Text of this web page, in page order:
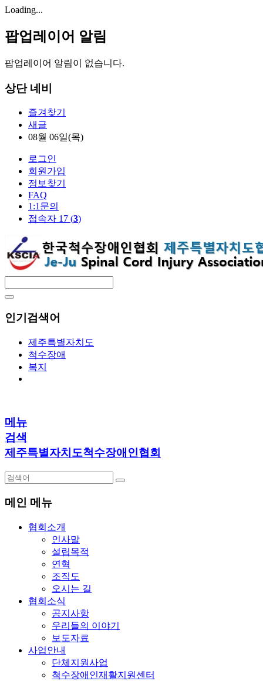
Loading...
팝업레이어 알림
팝업레이어 알림이 없습니다.
상단 네비
즐겨찾기
새글
08월 06일(목)
로그인
회원가입
정보찾기
FAQ
1:1문의
접속자 17 (3)
인기검색어
제주특별자치도
척수장애
복지
메뉴
검색
제주특별자치도척수장애인협회
메인 메뉴
협회소개
인사말
설립목적
연혁
조직도
오시는 길
협회소식
공지사항
우리들의 이야기
보도자료
사업안내
단체지원사업
척수장애인재활지원센터